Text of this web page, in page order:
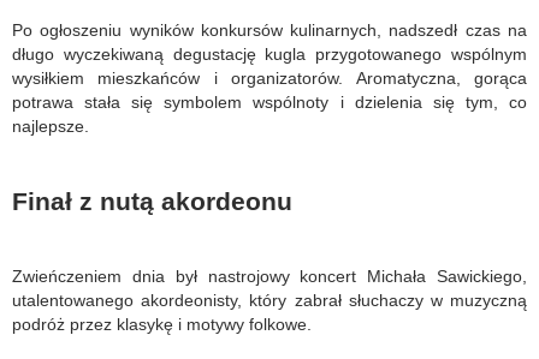
Po ogłoszeniu wyników konkursów kulinarnych, nadszedł czas na
długo wyczekiwaną degustację kugla przygotowanego wspólnym
wysiłkiem mieszkańców i organizatorów. Aromatyczna, gorąca
potrawa stała się symbolem wspólnoty i dzielenia się tym, co
najlepsze.
Finał z nutą akordeonu
Zwieńczeniem dnia był nastrojowy koncert Michała Sawickiego,
utalentowanego akordeonisty, który zabrał słuchaczy w muzyczną
podróż przez klasykę i motywy folkowe.